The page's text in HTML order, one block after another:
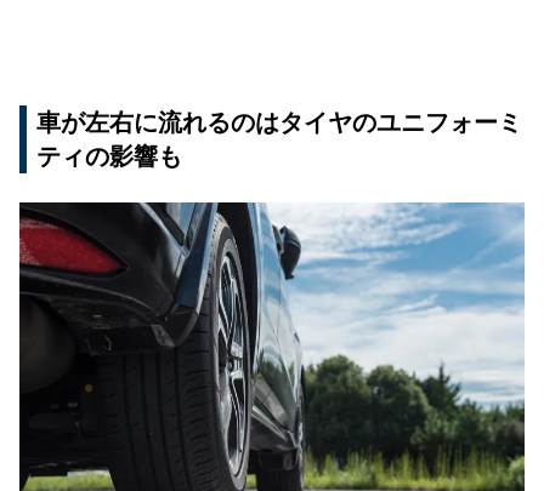
車が左右に流れるのはタイヤのユニフォーミ
ティの影響も